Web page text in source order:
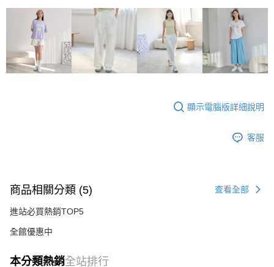
顯示電腦版詳細說明
客服
商品相關分類 (5) 查看全部
進站必買熱銷TOP5
全館優惠中
本分類熱銷全站排行